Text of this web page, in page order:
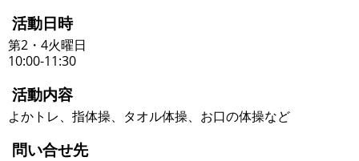
活動日時
第2・4火曜日
10:00-11:30
活動内容
よかトレ、指体操、タオル体操、お口の体操など
問い合せ先